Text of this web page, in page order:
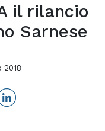
il rilancio
Sarnese
2018